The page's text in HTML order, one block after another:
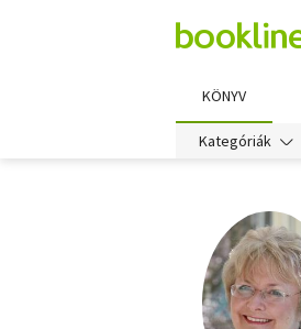
KÖNYV
Kategóriák